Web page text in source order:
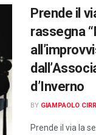
Prende il
rassegna
d’Inverno
BY GIAMPAOLO
Prende il via la